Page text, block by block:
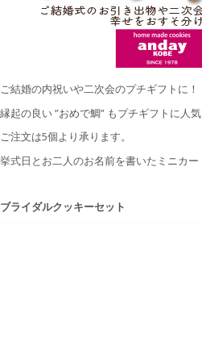
ご結婚の内祝いや二次会のプチギフトに！
縁起の良い ”おめで鯛” もプチギフトに人
ご注文は5個より承ります。
挙式日とお二人のお名前を書いたミニカー
ブライダルクッキーセット